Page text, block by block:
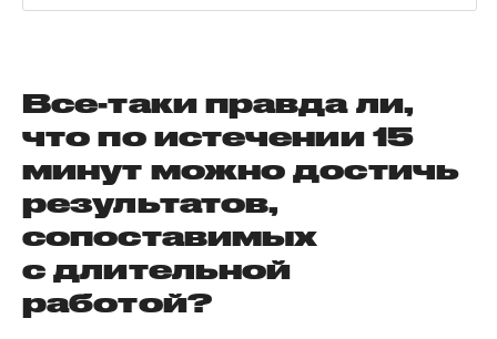
Все-таки правда ли,
что по истечении 15
минут можно достичь
результатов,
сопоставимых
с длительной
работой?